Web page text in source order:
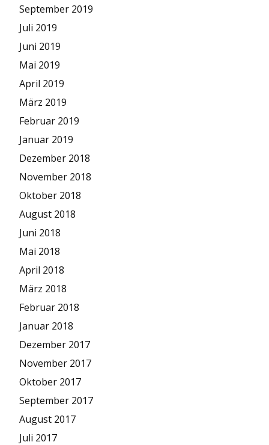
September 2019
Juli 2019
Juni 2019
Mai 2019
April 2019
März 2019
Februar 2019
Januar 2019
Dezember 2018
November 2018
Oktober 2018
August 2018
Juni 2018
Mai 2018
April 2018
März 2018
Februar 2018
Januar 2018
Dezember 2017
November 2017
Oktober 2017
September 2017
August 2017
Juli 2017